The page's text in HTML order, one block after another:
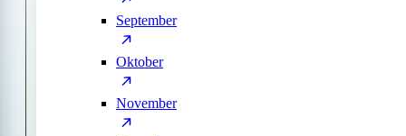
September
Oktober
November